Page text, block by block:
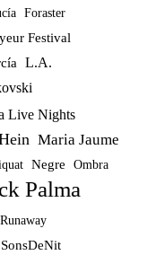
Foraster
Festival
L.A.
Live Nights
Maria Jaume
Negre Ombra
Palma
Runaway
SonsDeNit